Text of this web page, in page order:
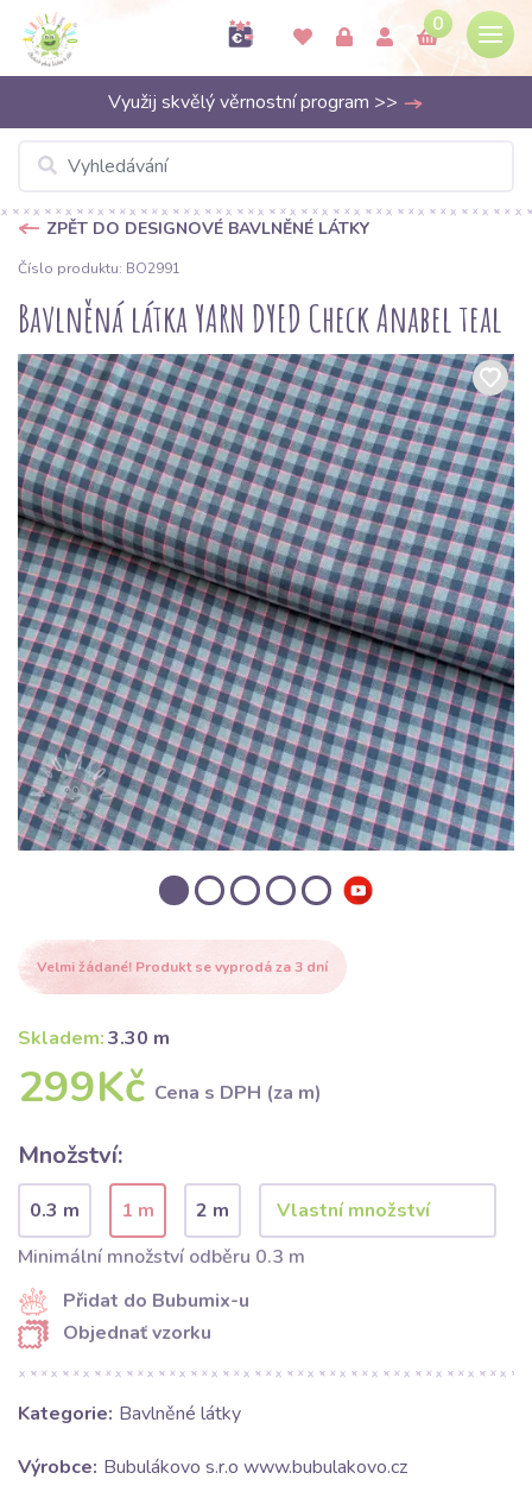
0
Využij skvělý věrnostní program >>
ZPĚT DO DESIGNOVÉ BAVLNĚNÉ LÁTKY
Číslo produktu: BO2991
Bavlněná látka YARN DYED Check Anabel teal
Velmi žádané! Produkt se vyprodá za 3 dní
Skladem:3.30 m
299Kč Cena s DPH (za m)
Množství:
0.3 m 1 m
2 m
Minimální množství odběru 0.3 m
Přidat do Bubumix-u
Objednať vzorku
Kategorie: Bavlněné látky
Výrobce: Bubulákovo s.r.o www.bubulakovo.cz